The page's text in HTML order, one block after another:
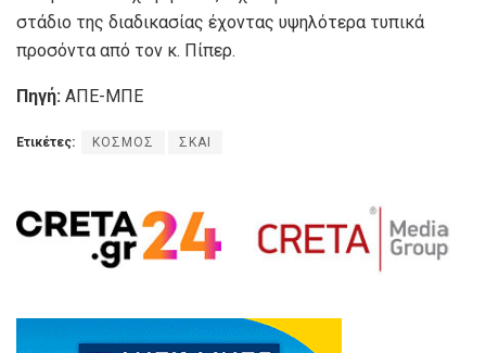
στάδιο της διαδικασίας έχοντας υψηλότερα τυπικά
προσόντα από τον κ. Πίπερ.
Πηγή: ΑΠΕ-ΜΠΕ
Ετικέτες: ΚΟΣΜΟΣ ΣΚΑΙ